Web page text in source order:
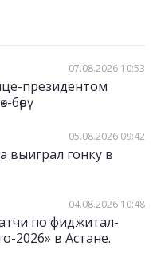
07.08.2026 10:53
президентом
бөрү
05.08.2026 09:42
выиграл гонку в
04.08.2026 10:48
по фиджитал-
2026» в Астане.